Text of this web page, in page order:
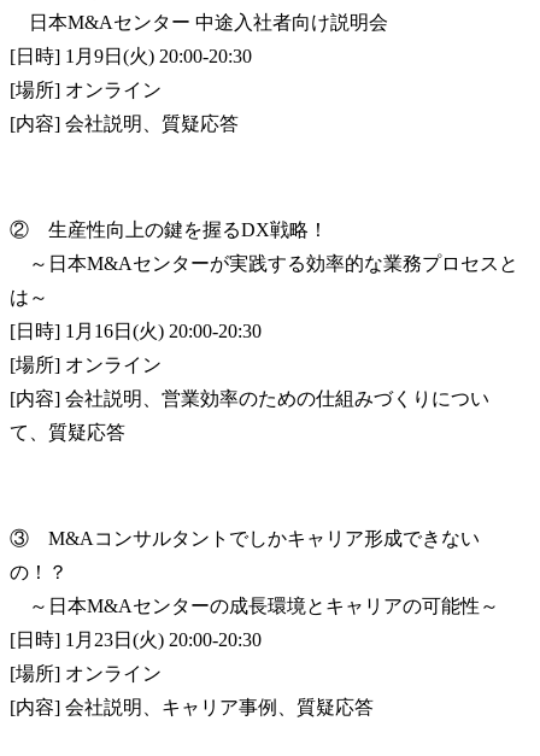
日本M&Aセンター 中途入社者向け説明会
[日時] 1月9日(火) 20:00-20:30
[場所] オンライン
[内容] 会社説明、質疑応答
②　生産性向上の鍵を握るDX戦略！
～日本M&Aセンターが実践する効率的な業務プロセスと
は～
[日時] 1月16日(火) 20:00-20:30
[場所] オンライン
[内容] 会社説明、営業効率のための仕組みづくりについ
て、質疑応答
③　M&Aコンサルタントでしかキャリア形成できない
の！？
～日本M&Aセンターの成長環境とキャリアの可能性～
[日時] 1月23日(火) 20:00-20:30
[場所] オンライン
[内容] 会社説明、キャリア事例、質疑応答